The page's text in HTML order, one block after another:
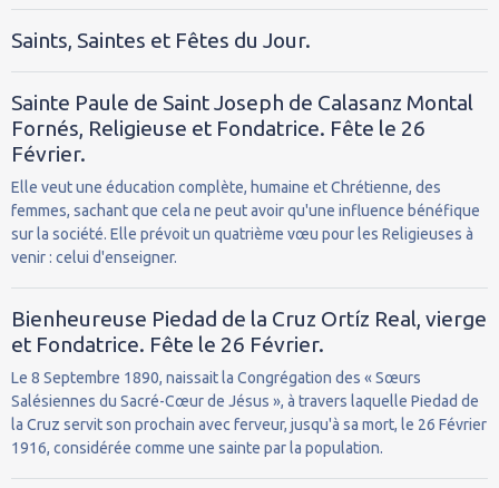
Saints, Saintes et Fêtes du Jour.
Sainte Paule de Saint Joseph de Calasanz Montal
Fornés, Religieuse et Fondatrice. Fête le 26
Février.
Elle veut une éducation complète, humaine et Chrétienne, des
femmes, sachant que cela ne peut avoir qu'une influence bénéfique
sur la société. Elle prévoit un quatrième vœu pour les Religieuses à
venir : celui d'enseigner.
Bienheureuse Piedad de la Cruz Ortíz Real, vierge
et Fondatrice. Fête le 26 Février.
Le 8 Septembre 1890, naissait la Congrégation des « Sœurs
Salésiennes du Sacré-Cœur de Jésus », à travers laquelle Piedad de
la Cruz servit son prochain avec ferveur, jusqu'à sa mort, le 26 Février
1916, considérée comme une sainte par la population.